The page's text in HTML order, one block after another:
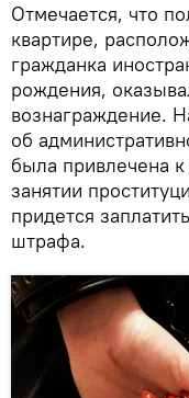
Отмечается, что
квартире,
гражданка
рождения,
вознаграждение.
об
была привлечена к
занятии
придется
штрафа.